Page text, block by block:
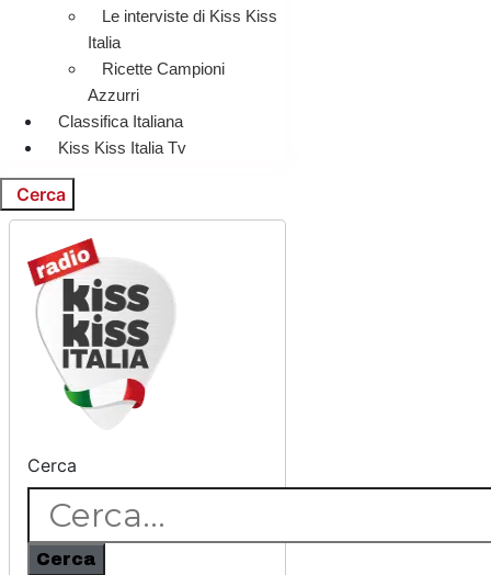
Le interviste di Kiss Kiss
Italia
Ricette Campioni
Azzurri
Classifica Italiana
Kiss Kiss Italia Tv
Cerca
Cerca
Cerca